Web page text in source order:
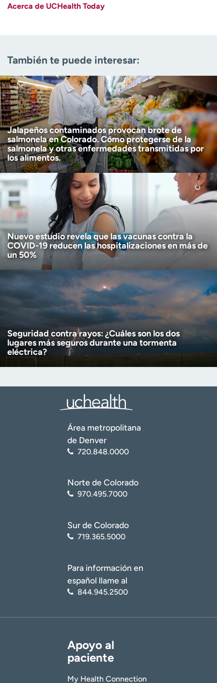
(obligatorio)
Descargo de responsabilidad por edad (Obligatorio)
Tengo más de 18 años
Quiero recibir noticias de salud en:
Quiero recibir noticias de salud en:
Acerca de UCHealth Today
También te puede interesar:
Jalapeños contaminados provocan brote de
salmonela en Colorado. Cómo protegerse de la
salmonela y otras enfermedades transmitidas por
los alimentos.
Nuevo estudio revela que las vacunas contra la
COVID-19 reducen las hospitalizaciones en más de
un 50%
Seguridad contra rayos: ¿Cuáles son los dos
lugares más seguros durante una tormenta
eléctrica?
Área metropolitana
de Denver
720.848.0000
Norte de Colorado
970.495.7000
Sur de Colorado
719.365.5000
Para información en
español llame al
844.945.2500
Apoyo al
paciente
My Health Connection